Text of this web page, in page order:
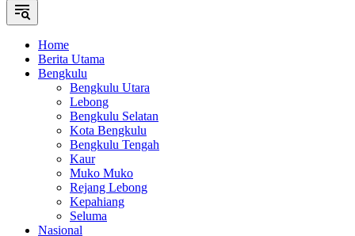
Home
Berita Utama
Bengkulu
Bengkulu Utara
Lebong
Bengkulu Selatan
Kota Bengkulu
Bengkulu Tengah
Kaur
Muko Muko
Rejang Lebong
Kepahiang
Seluma
Nasional